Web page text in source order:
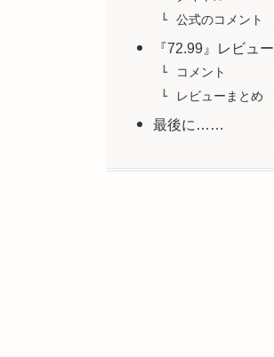
公式のコメント
『72.99』レビュー
コメント
レビューまとめ
最後に……